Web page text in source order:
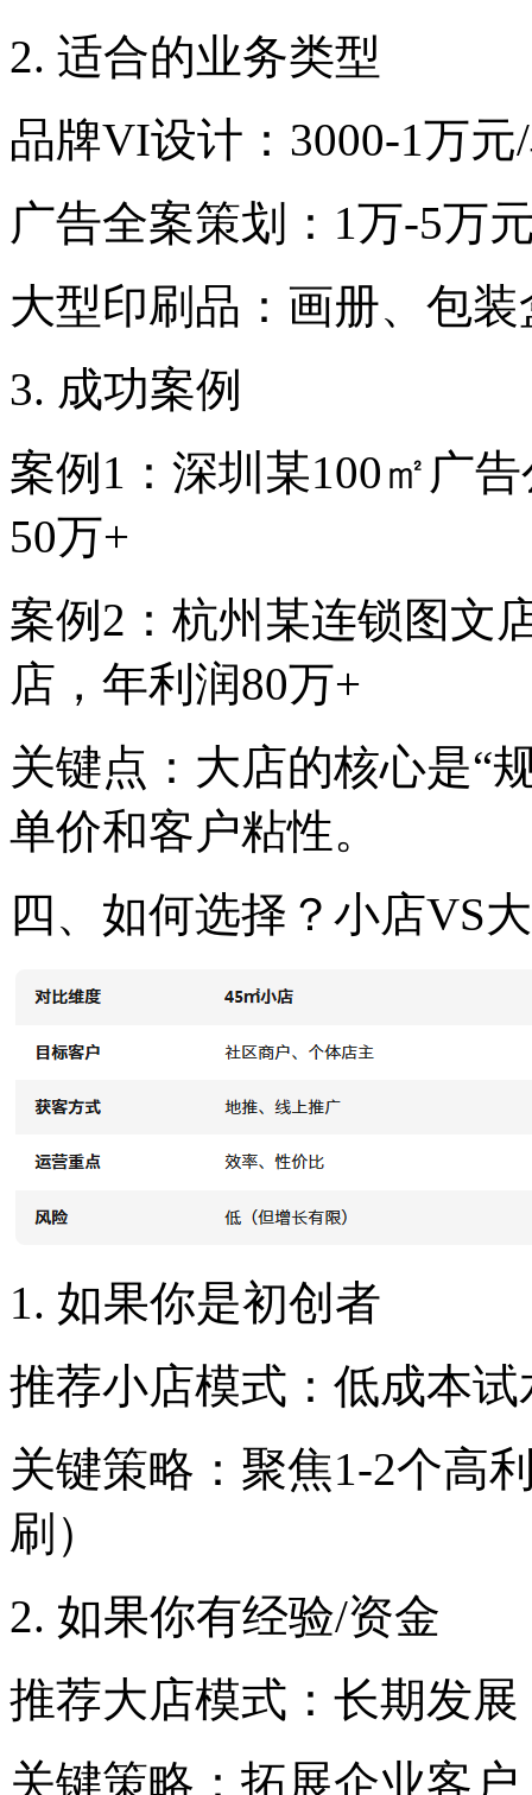
2. 适合的业务类型
品牌VI设计：3000-1万元
广告全案策划：1万-5万
大型印刷品：画册、包
3. 成功案例
案例1：深圳某100㎡广
50万+
案例2：杭州某连锁图文
店，年利润80万+
关键点：大店的核心是“
单价和客户粘性。
四、如何选择？小店VS
1. 如果你是初创者
推荐小店模式：低成本
关键策略：聚焦1-2个高
刷）
2. 如果你有经验/资金
推荐大店模式：长期发
关键策略：拓展企业客